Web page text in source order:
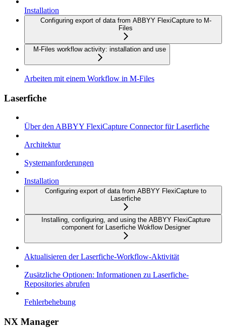
Installation
Configuring export of data from ABBYY FlexiCapture to M-
Files
M-Files workflow activity: installation and use
Arbeiten mit einem Workflow in M-Files
Laserfiche
Über den ABBYY FlexiCapture Connector für Laserfiche
Architektur
Systemanforderungen
Installation
Configuring export of data from ABBYY FlexiCapture to
Laserfiche
Installing, configuring, and using the ABBYY FlexiCapture
component for Laserfiche Wokflow Designer
Aktualisieren der Laserfiche-Workflow-Aktivität
Zusätzliche Optionen: Informationen zu Laserfiche-
Repositories abrufen
Fehlerbehebung
NX Manager